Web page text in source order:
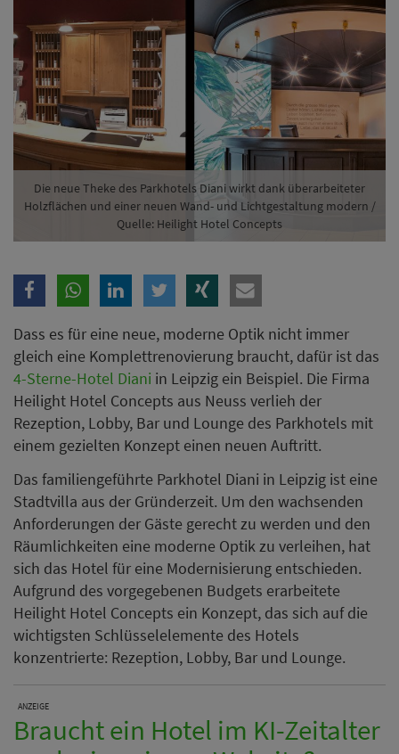
Dass es für eine neue, moderne Optik nicht immer
gleich eine Komplettrenovierung braucht, dafür ist das
4-Sterne-Hotel Dianiin Leipzig ein Beispiel. Die Firma
Heilight Hotel Concepts aus Neuss verlieh der
Rezeption, Lobby, Bar und Lounge des Parkhotels mit
einem gezielten Konzept einen neuen Auftritt.
Das familiengeführte Parkhotel Diani in Leipzig ist eine
Anforderungen der Gäste gerecht zu werden und den
Räumlichkeiten eine moderne Optik zu verleihen, hat
Aufgrund des vorgegebenen Budgets erarbeitete
Heilight Hotel Concepts ein Konzept, das sich auf die
wichtigsten Schlüsselelemente des Hotels
konzentrierte: Rezeption, Lobby, Bar und Lounge.
Braucht ein Hotel im KI-Zeitalter
noch eine eigene Website?